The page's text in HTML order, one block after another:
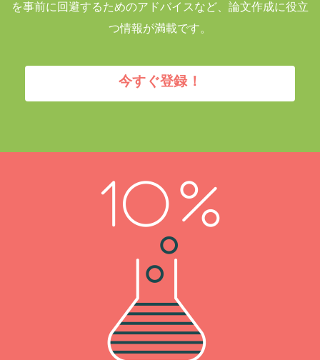
を事前に回避するためのアドバイスなど、論文作成に役立
つ情報が満載です。
今すぐ登録！